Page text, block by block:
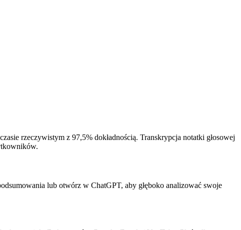
rzeczywistym z 97,5% dokładnością. Transkrypcja notatki głosowej
lub otwórz w ChatGPT, aby głęboko analizować swoje